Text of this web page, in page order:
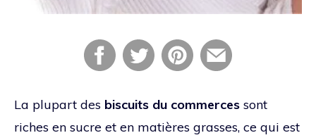
La plupart des biscuits du commerces sont
riches en sucre et en matières grasses, ce qui est